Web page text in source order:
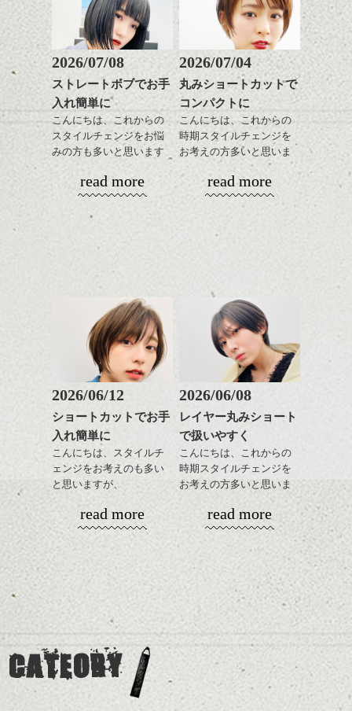
またクセ毛の方は質感調
整のストレートパーマで
髪質改善すると
おすすめです。
いつものスタイリングが
ドライした後オイルやワ
ックスをなじませるだけ
に。
これからのスタイルチェ
ンジの事、髪質に合った
お手入れ方法等、
下さいね。
のも良い感じです。
これからのスタイルチェ
ンジ、似合うカラーリン
グの事やお手入れ方法な
ど
是非なんでもご相談して
下さいね。
シバタ
ハンサムショート／ヘッド
スパ／伸びても目立たない
ヘアカラー/ハイライト/ダブ
ルカラー/髪質改善/TOKIOト
リートメント/ブリーチ/イン
ナーカラー/イルミナカラー/
ミニボブ/抜け感ショート/バ
レイヤージュ/縮毛矯正
ベージュ系等の肌を綺麗
に見せる効果のあるカラ
ーリングをプラスして透
明感を表現すると
って毎日のお手入れも簡
さり気ない程度にハイラ
ム等の質感を調整しやす
いものを全体になじませ
整えるだけですよ。
ンジの事等
是非なんでもご相談して
下さい。
お待ちしております
シバタ
感をプラスして
質感も綺麗に見せやす
スタイリング方法は全体
をドライした後、
ワックスとオイルを混ぜ
ながらもみこみ、なじま
せます。
質感をかるくととのえな
がら耳かけアレンジする
のも良い感じです。
これからのスタイルチェ
下さいね。
2026/07/08
ストレートボブでお手
入れ簡単に
こんにちは、これからの
スタイルチェンジをお悩
みの方も多いと思います
やっぱりボブでお手入れ
しやすいスタイルだと毎
日のスタイリングも簡単
も出しやすくていろいろ
おすすめですね。
前髪もやや重めにカット
してラインを強調するの
もこれからは良い感じで
す、
目元が引き締まった印象
に。
カラーリングとの組み合
わせで質感に変化をつけ
ながら楽しむ事ができる
のも
とても良いところです。
ダークトーンの色味でク
read more
2026/07/04
丸みショートカットで
コンパクトに
こんにちは、これからの
時期スタイルチェンジを
お考えの方多いと思いま
す。
コンパクトなフォルムが
時短にも◎
そんなショートカット。
軽めの前髪で透け感を演
出できるので、
この時期とてもおすすめ
ですよ。
ナチュラルなベージュカ
ラーで全体にツヤと透明
感をプラスして
質感も綺麗に見せやす
く。
スタイリング方法は全体
をドライした後、
read more
2026/06/12
ショートカットでお手
入れ簡単に
こんにちは、スタイルチ
ェンジをお考えのも多い
と思いますが、
丸みショートでタイトに
演出したスタイルもこれ
からの季節とてもおすす
めですね。
前髪を軽めに調整し、フ
ェイスラインのデザイン
ですっきりした印象にな
るようカット。
バックを短めにカットし
全体のボリューム感がコ
ンパクトになるようにす
るのが良い感じです。
read more
2026/06/08
レイヤー丸みショート
で扱いやすく
こんにちは、これからの
時期スタイルチェンジを
お考えの方多いと思いま
コンパクトなフォルムが
全体のバランスを良く見
せてくれる効果もあり、
いろんなシーンに雰囲気
をだしやすくスタイリン
グも簡単で良いので朝の
時短にも◎
そんなショートカット。
軽めの前髪で透け感を演
出できるので、
この時期とてもおすすめ
read more
CATEORY